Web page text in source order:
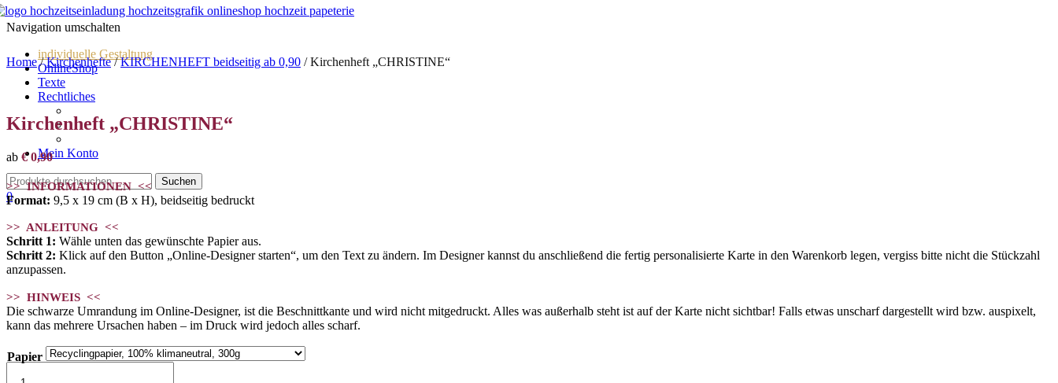
Navigation umschalten
individuelle Gestaltung
OnlineShop
Texte
Rechtliches
AGBs
Mein Konto
0
Home/Kirchenhefte/KIRCHENHEFT beidseitig ab 0,90 / Kirchenheft „CHRISTINE“
Kirchenheft „CHRISTINE“
ab €0,90
>> INFORMATIONEN <<
Format: 9,5 x 19 cm (B x H), beidseitig bedruckt
>> ANLEITUNG <<
Schritt 1: Wähle unten das gewünschte Papier aus.
Schritt 2: Klick auf den Button „Online-Designer starten“, um den Text zu ändern. Im Designer kannst du anschließend die fertig personalisierte Karte in den Warenkorb legen, vergiss bitte nicht die Stückzahl
anzupassen.
>> HINWEIS <<
Die schwarze Umrandung im Online-Designer, ist die Beschnittkante und wird nicht mitgedruckt. Alles was außerhalb steht ist auf der Karte nicht sichtbar! Falls etwas unscharf dargestellt wird bzw. auspixelt,
kann das mehrere Ursachen haben – im Druck wird jedoch alles scharf.
Papier
Kirchenheft